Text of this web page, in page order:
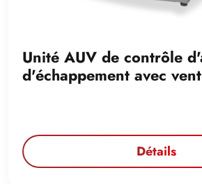
Unité AUV de contrôle
d'échappement avec
Détails